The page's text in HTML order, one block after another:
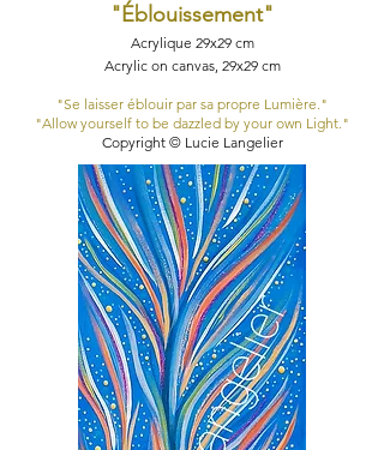
"Éblouissement"
Acrylique 29x29 cm
Acrylic on canvas, 29x29 cm
"Se laisser éblouir par sa propre Lumière."​
"Allow yourself to be dazzled by your own Light."​
Copyright © Lucie Langelier